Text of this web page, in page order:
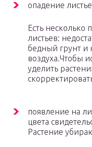
опадение
Есть
листьев:
бедный грунт и
воздуха.Чтобы
уделить
появление на
цвета
Растение